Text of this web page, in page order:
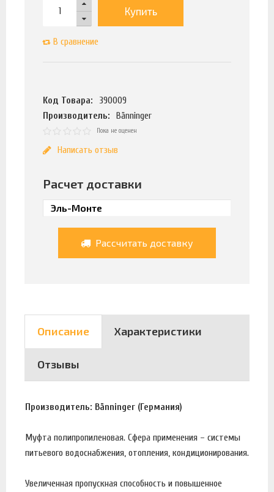
Купить
В сравнение
Код Товара:
390009
Производитель:
Bänninger
Пока не оценен
Написать отзыв
Расчет доставки
Рассчитать доставку
Описание Характеристики
Отзывы
Производитель: Bänninger (Германия)
Муфта полипропиленовая. Сфера применения – системы
питьевого водоснабжения, отопления, кондиционирования.
Увеличенная пропускная способность и повышенное